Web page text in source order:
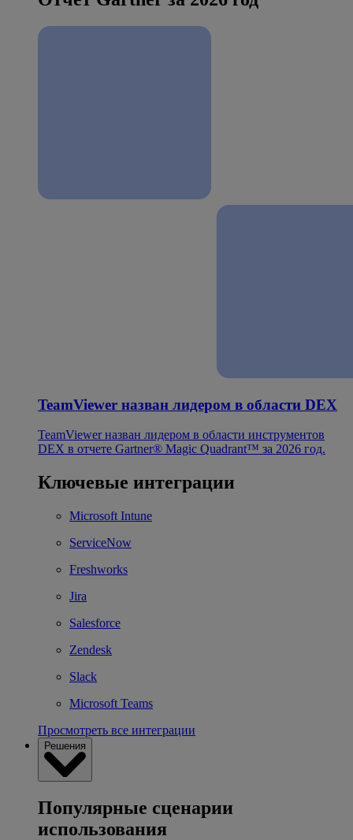
TeamViewer назван лидером в области DEX
TeamViewer назван лидером в области инструментов
DEX в отчете Gartner® Magic Quadrant™ за 2026 год.
Ключевые интеграции
Microsoft Intune
ServiceNow
Freshworks
Jira
Salesforce
Zendesk
Slack
Microsoft Teams
Просмотреть все интеграции
Решения
Популярные сценарии
использования